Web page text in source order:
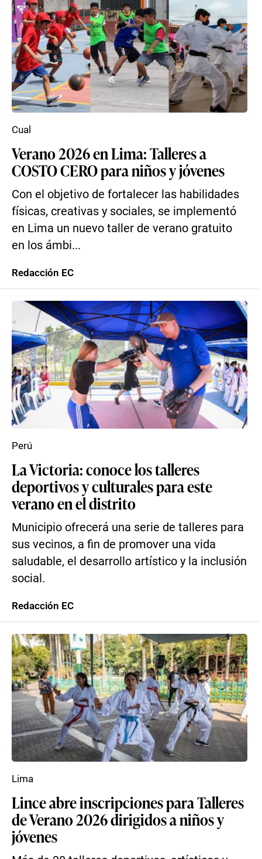
Verano 2026 en Lima: Talleres a
COSTO CERO para niños y jóvenes
Con el objetivo de fortalecer las habilidades
físicas, creativas y sociales, se implementó
en Lima un nuevo taller de verano gratuito
en los ámbi...
Cual
Redacción EC
La Victoria: conoce los talleres
deportivos y culturales para este
verano en el distrito
Municipio ofrecerá una serie de talleres para
sus vecinos, a fin de promover una vida
saludable, el desarrollo artístico y la inclusión
social.
Perú
Redacción EC
Lince abre inscripciones para Talleres
de Verano 2026 dirigidos a niños y
jóvenes
Lima